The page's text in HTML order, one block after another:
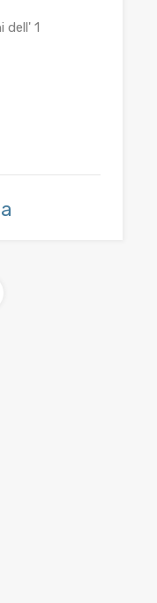
dell' 1